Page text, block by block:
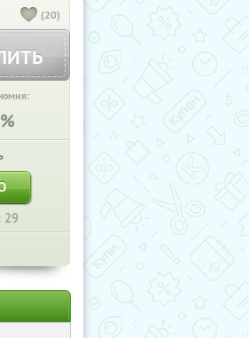
(20)
29